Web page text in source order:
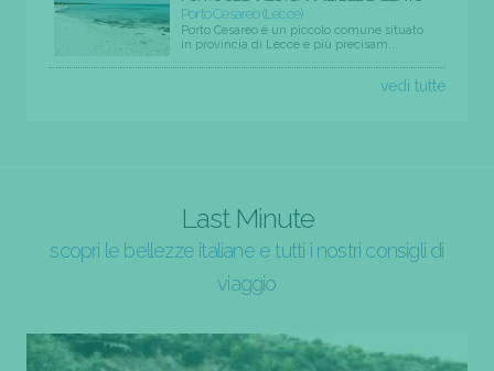
Porto Cesareo (Lecce)
Porto Cesareo è un piccolo comune situato
in provincia di Lecce e più precisam...
vedi tutte
Last Minute
scopri le bellezze italiane e tutti i nostri consigli di
viaggio